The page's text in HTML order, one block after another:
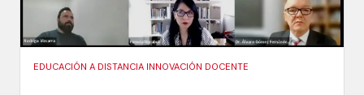
EDUCACIÓN A DISTANCIA INNOVACIÓN DOCENTE